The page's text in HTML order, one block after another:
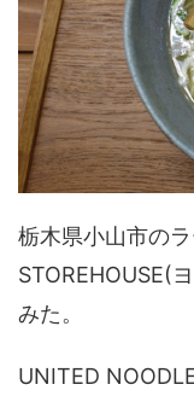
栃木県小山市の
STOREHOUSE(
みた。
UNITED